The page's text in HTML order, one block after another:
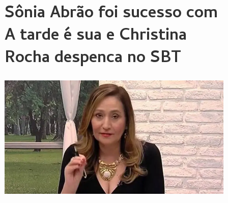
Sônia Abrão foi sucesso com
A tarde é sua e Christina
Rocha despenca no SBT